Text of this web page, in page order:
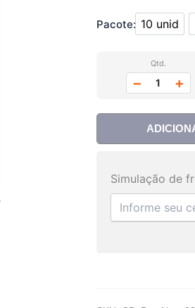
Pacote: 10 unid
10
Qtd.
− +
Simulação de